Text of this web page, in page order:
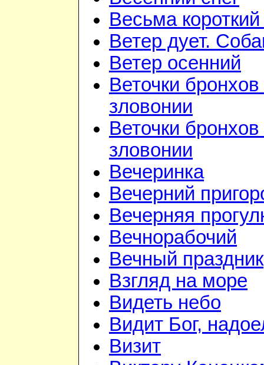
Весьма
Ветер дует.
Ветер осенний
Веточки
зловонии
Веточки
зловонии
Вечеринка
Вечерний
Вечерняя
Вечнорабочий
Вечный праздник
Взгляд на море
Видеть небо
Видит Бог,
Визит